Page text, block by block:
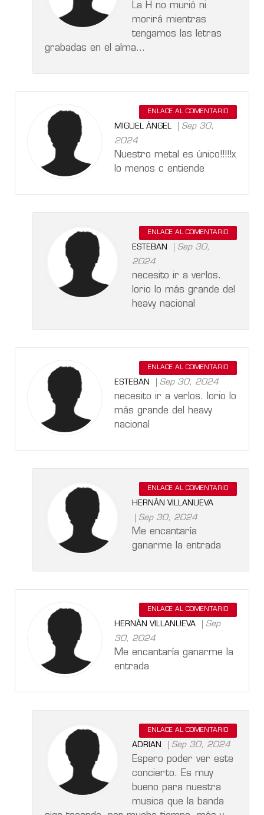
La H no murió ni
morirá mientras
tengamos las letras
grabadas en el alma...
ENLACE AL COMENTARIO
MIGUEL ÁNGEL
Sep 30,
2024
Nuestro metal es único!!!!!x
lo menos c entiende
ENLACE AL COMENTARIO
ESTEBAN
Sep 30,
2024
necesito ir a verlos.
Iorio lo más grande del
heavy nacional
ENLACE AL COMENTARIO
ESTEBAN Sep 30, 2024
necesito ir a verlos. Iorio lo
más grande del heavy
nacional
ENLACE AL COMENTARIO
HERNÁN VILLANUEVA
Sep 30, 2024
Me encantaría
ganarme la entrada
ENLACE AL COMENTARIO
HERNÁN VILLANUEVA
Sep
30, 2024
Me encantaría ganarme la
entrada
ENLACE AL COMENTARIO
ADRIAN Sep 30, 2024
Espero poder ver este
concierto. Es muy
bueno para nuestra
musica que la banda